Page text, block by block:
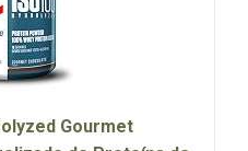
Gourmet